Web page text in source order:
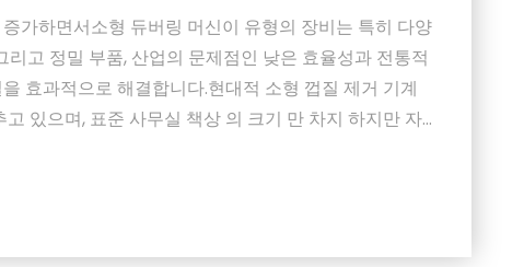
가하면서소형 듀버링 머신이 유형의 장비는 특히 다양
리고 정밀 부품, 산업의 문제점인 낮은 효율성과 전통적
효과적으로 해결합니다.현대적 소형 껍질 제거 기계
있으며, 표준 사무실 책상 의 크기 만 차지 하지만 자
안전을 보장하고 깨끗한 작업 환경을 유지합니다.많